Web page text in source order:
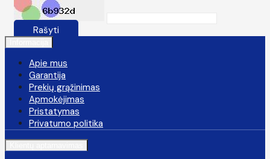
Rašyti
Apie mus
Garantija
Prekių grąžinimas
Apmokėjimas
Pristatymas
Privatumo politika